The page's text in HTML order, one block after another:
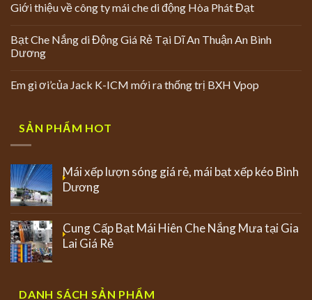
Giới thiệu về công ty mái che di động Hòa Phát Đạt
Bạt Che Nắng di Động Giá Rẻ Tại Dĩ An Thuận An Bình
Dương
Em gì ơi’của Jack K-ICM mới ra thống trị BXH Vpop
SẢN PHẨM HOT
Mái xếp lượn sóng giá rẻ, mái bạt xếp kéo Bình
Dương
Cung Cấp Bạt Mái Hiên Che Nắng Mưa tại Gia
Lai Giá Rẻ
DANH SÁCH SẢN PHẨM